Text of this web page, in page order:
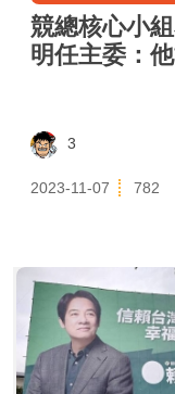
競總核心小
明任主委：
3
2023-11-07 782